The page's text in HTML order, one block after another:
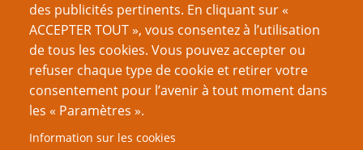
des publicités pertinents. En cliquant sur «
ACCEPTER TOUT », vous consentez à l’utilisation
de tous les cookies. Vous pouvez accepter ou
refuser chaque type de cookie et retirer votre
consentement pour l’avenir à tout moment dans
les « Paramètres ».
Information sur les cookies
VOUS AIMEREZ AUSSI
Soyez de meilleurs joueurs : connais-toi toi même
Introduction aux contrats sociaux